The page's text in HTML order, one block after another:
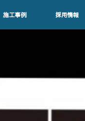
施工事例 採用情報